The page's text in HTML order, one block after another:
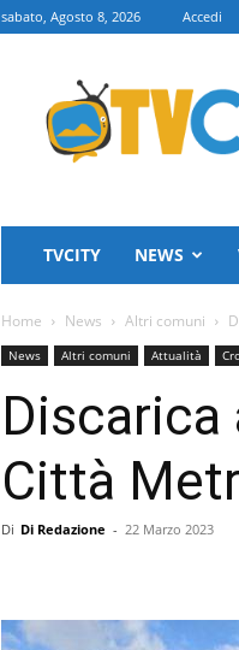
sabato, Agosto 8, 2026 Accedi
TVCITY
TVCITY NEWS
Home News Altri comuni
News Altri comuni Attualità
Discarica
Città
Di Di Redazione - 22 Marzo 2023